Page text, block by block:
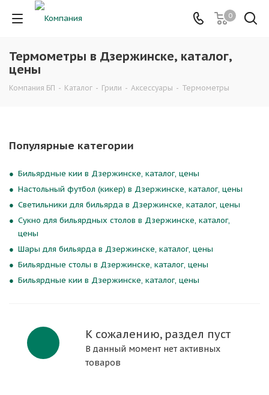
0
Термометры в Дзержинске, каталог,
цены
Компания БП - Каталог - Грили - Аксессуары - Термометры
Популярные категории
Бильярдные кии в Дзержинске, каталог, цены
Настольный футбол (кикер) в Дзержинске, каталог, цены
Светильники для бильярда в Дзержинске, каталог, цены
Сукно для бильярдных столов в Дзержинске, каталог,
цены
Шары для бильярда в Дзержинске, каталог, цены
Бильярдные столы в Дзержинске, каталог, цены
Бильярдные кии в Дзержинске, каталог, цены
К сожалению, раздел пуст
В данный момент нет активных
товаров